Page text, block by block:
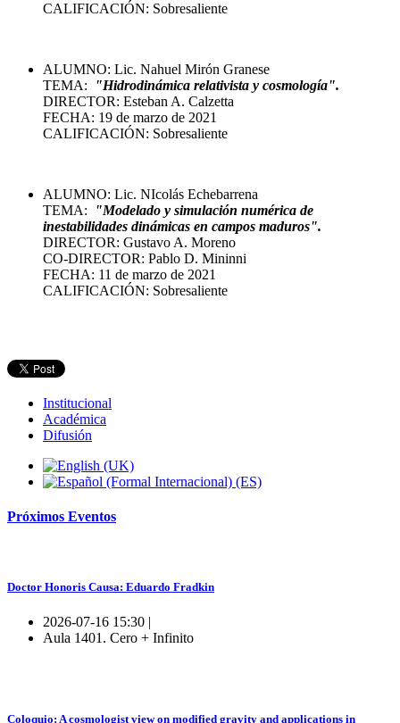
CALIFICACIÓN: Sobresaliente
ALUMNO: Lic. Nahuel Mirón Granese
TEMA:
"Hidrodinámica relativista y cosmología".
DIRECTOR: Esteban A. Calzetta
FECHA: 19 de marzo de 2021
CALIFICACIÓN: Sobresaliente
ALUMNO: Lic. NIcolás Echebarrena
TEMA:
"Modelado y simulación numérica de
inestabilidades dinámicas en campos maduros".
DIRECTOR: Gustavo A. Moreno
CO-DIRECTOR: Pablo D. Mininni
FECHA: 11 de marzo de 2021
CALIFICACIÓN: Sobresaliente
Institucional
Académica
Difusión
Próximos Eventos
Doctor Honoris Causa: Eduardo Fradkin
2026-07-16 15:30 |
Aula 1401. Cero + Infinito
Coloquio: A cosmologist view on modified gravity and applications in